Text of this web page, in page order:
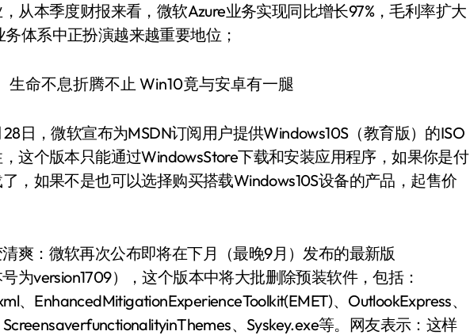
从本季度财报来看，微软Azure业务实现同比增长97%，毛利率扩大
体系中正扮演越来越重要地位；
日，微软宣布为MSDN订阅用户提供Windows10S（教育版）的ISO
这个版本只能通过WindowsStore下载和安装应用程序，如果你是付
，如果不是也可以选择购买搭载Windows10S设备的产品，起售价
爽：微软再次公布即将在下月（最晚9月）发布的最新版
为version1709），这个版本中将大批删除预装软件，包括：
、EnhancedMitigationExperienceToolkit(EMET)、OutlookExpress、
、Syskey.exe等。网友表示：这样